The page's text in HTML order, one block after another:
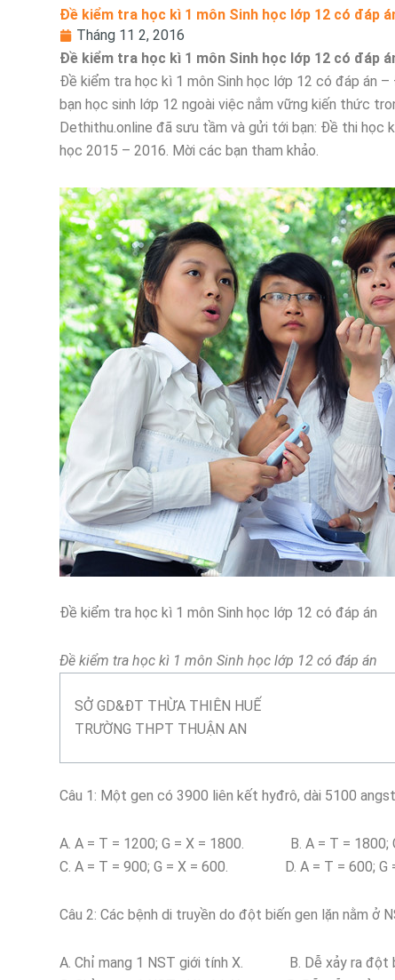
Đề kiểm tra học kì 1 môn Sinh học lớp 12 có đáp
Tháng 11 2, 2016
Đề kiểm tra học kì 1 môn Sinh học lớp 12 có đáp
Đề kiểm tra học kì 1 môn Sinh học lớp 12 có đáp án
bạn học sinh lớp 12 ngoài việc nắm vững kiến thức
Dethithu.online đã sưu tầm và gửi tới bạn: Đề thi học
học 2015 – 2016. Mời các bạn tham khảo.
Đề kiểm tra học kì 1 môn Sinh học lớp 12 có đáp án
Đề kiểm tra học kì 1 môn Sinh học lớp 12 có đáp án
SỞ GD&ĐT THỪA THIÊN HUẾ
TRƯỜNG THPT THUẬN AN
Câu 1: Một gen có 3900 liên kết hyđrô, dài 5100
A. A = T = 1200; G = X = 1800. B. A = T = 1800;
C. A = T = 900; G = X = 600. D. A = T = 600; G
Câu 2: Các bệnh di truyền do đột biến gen lặn nằm ở
A. Chỉ mang 1 NST giới tính X. B. Dễ xảy ra đột